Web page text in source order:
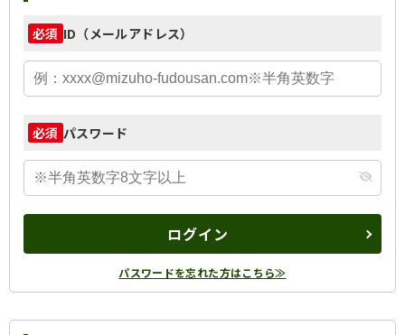
必須 ID（メールアドレス）
必須 パスワード
ログイン
パスワードを忘れた方はこちら≫